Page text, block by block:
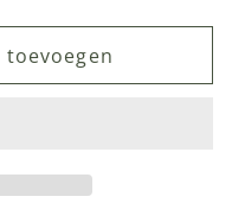
voor
MM
Sports
toevoegen